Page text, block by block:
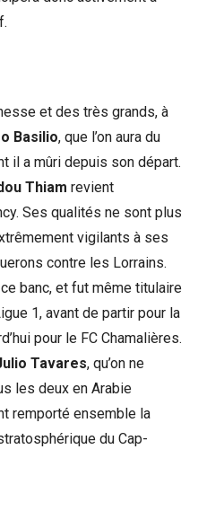
et des très grands, à
Basilio, que l’on aura du
il a mûri depuis son départ.
Thiam revient
Ses qualités ne sont plus
vigilants à ses
contre les Lorrains.
banc, et fut même titulaire
1, avant de partir pour la
pour le FC Chamalières.
Tavares, qu’on ne
les deux en Arabie
remporté ensemble la
du Cap-